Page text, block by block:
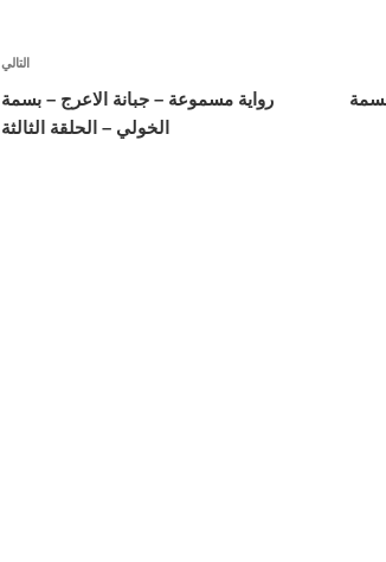
التالي
رواية مسموعة – جبانة الاعرج – بسمة
الخولي – الحلقة الثالثة